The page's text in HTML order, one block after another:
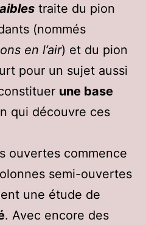
traite du pion
(nommés
en l’air) et du pion
pour un sujet aussi
une base
qui découvre ces
ouvertes commence
semi-ouvertes
une étude de
. Avec encore des